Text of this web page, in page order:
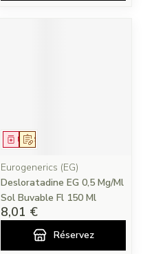
Sur prescription
Médicament
Eurogenerics (EG)
Desloratadine EG 0,5 Mg/Ml
Sol Buvable Fl 150 Ml
8,01 €
Réservez